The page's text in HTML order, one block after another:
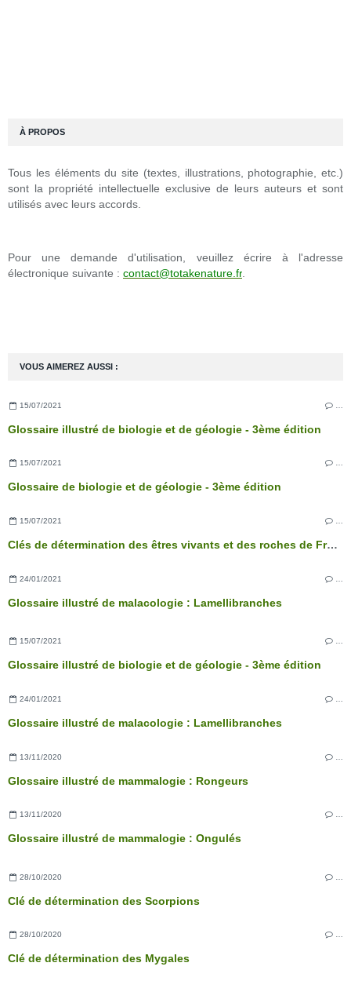
VOUS AIMEREZ AUSSI :
15/07/2021
Glossaire illustré de biologie et de géologie - 3ème édition
15/07/2021 …
Glossaire de biologie et de géologie - 3ème édition
15/07/2021
Clés de détermination des êtres vivants et des roches de France - 3ème édition
24/01/2021
Glossaire illustré de malacologie : Lamellibranches
15/07/2021 …
Glossaire illustré de biologie et de géologie - 3ème édition
24/01/2021
Glossaire illustré de malacologie : Lamellibranches
13/11/2020
Glossaire illustré de mammalogie : Rongeurs
13/11/2020
Glossaire illustré de mammalogie : Ongulés
28/10/2020
Clé de détermination des Scorpions
28/10/2020 …
Clé de détermination des Mygales
À PROPOS
Tous les éléments du site (textes, illustrations, photographie, etc.)
sont la propriété intellectuelle exclusive de leurs auteurs et sont
utilisés avec leurs accords.
Pour une demande d'utilisation, veuillez écrire à l'adresse
électronique suivante : contact@totakenature.fr